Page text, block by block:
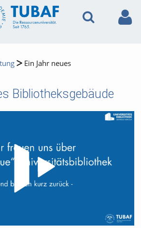
Ein Jahr neues
Bibliotheksgebäude